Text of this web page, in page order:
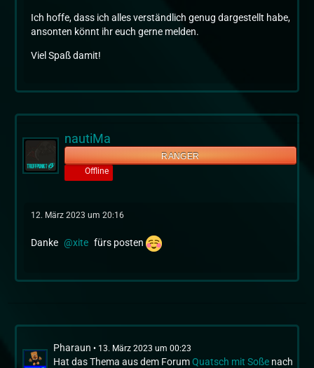
Ich hoffe, dass ich alles verständlich genug dargestellt habe,
ansonten könnt ihr euch gerne melden.
Viel Spaß damit!
nautiMa
RANGER
Offline
12. März 2023 um 20:16
Danke xite fürs posten
Pharaun 13. März 2023 um 00:23
Hat das Thema aus dem ForumQuatsch mit Soße nach